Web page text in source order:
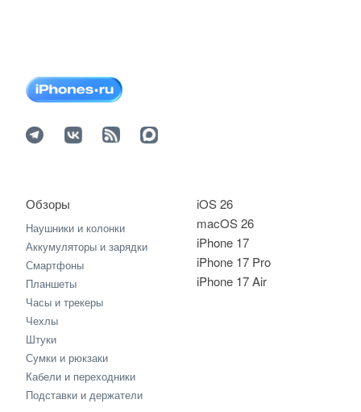
iOS 26
macOS 26
iPhone 17
iPhone 17 Pro
iPhone 17 Air
Обзоры
Наушники и колонки
Аккумуляторы и зарядки
Смартфоны
Планшеты
Часы и трекеры
Чехлы
Штуки
Сумки и рюкзаки
Кабели и переходники
Подставки и держатели